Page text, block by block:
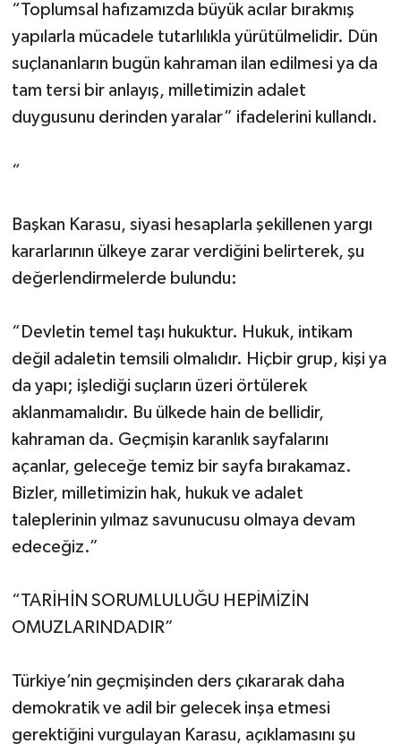
“Toplumsal hafızamızda büyük acılar bırakmış
yapılarla mücadele tutarlılıkla yürütülmelidir. Dün
suçlananların bugün kahraman ilan edilmesi ya da
tam tersi bir anlayış, milletimizin adalet
duygusunu derinden yaralar” ifadelerini kullandı.
“
Başkan Karasu, siyasi hesaplarla şekillenen yargı
kararlarının ülkeye zarar verdiğini belirterek, şu
değerlendirmelerde bulundu:
“Devletin temel taşı hukuktur. Hukuk, intikam
değil adaletin temsili olmalıdır. Hiçbir grup, kişi ya
da yapı; işlediği suçların üzeri örtülerek
aklanmamalıdır. Bu ülkede hain de bellidir,
kahraman da. Geçmişin karanlık sayfalarını
açanlar, geleceğe temiz bir sayfa bırakamaz.
Bizler, milletimizin hak, hukuk ve adalet
taleplerinin yılmaz savunucusu olmaya devam
edeceğiz.”
“TARİHİN SORUMLULUĞU HEPİMİZİN
OMUZLARINDADIR”
Türkiye’nin geçmişinden ders çıkararak daha
demokratik ve adil bir gelecek inşa etmesi
gerektiğini vurgulayan Karasu, açıklamasını şu